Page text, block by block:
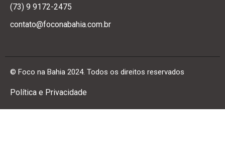
(73) 9 9172-2475
contato@foconabahia.com.br
© Foco na Bahia 2024. Todos os direitos reservados
Política e Privacidade